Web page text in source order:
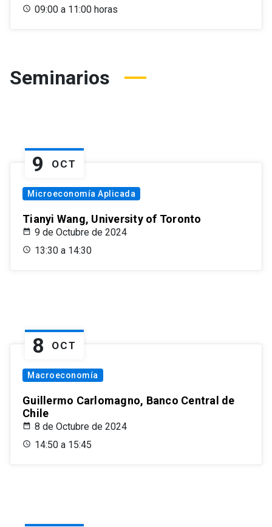
09:00 a 11:00 horas
Seminarios
9 OCT
Microeconomía Aplicada
Tianyi Wang, University of Toronto
9 de Octubre de 2024
13:30 a 14:30
8 OCT
Macroeconomía
Guillermo Carlomagno, Banco Central de
Chile
8 de Octubre de 2024
14:50 a 15:45